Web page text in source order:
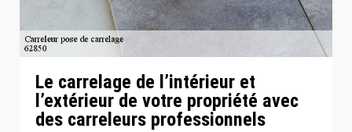
Le carrelage de l’intérieur et
l’extérieur de votre propriété avec
des carreleurs professionnels